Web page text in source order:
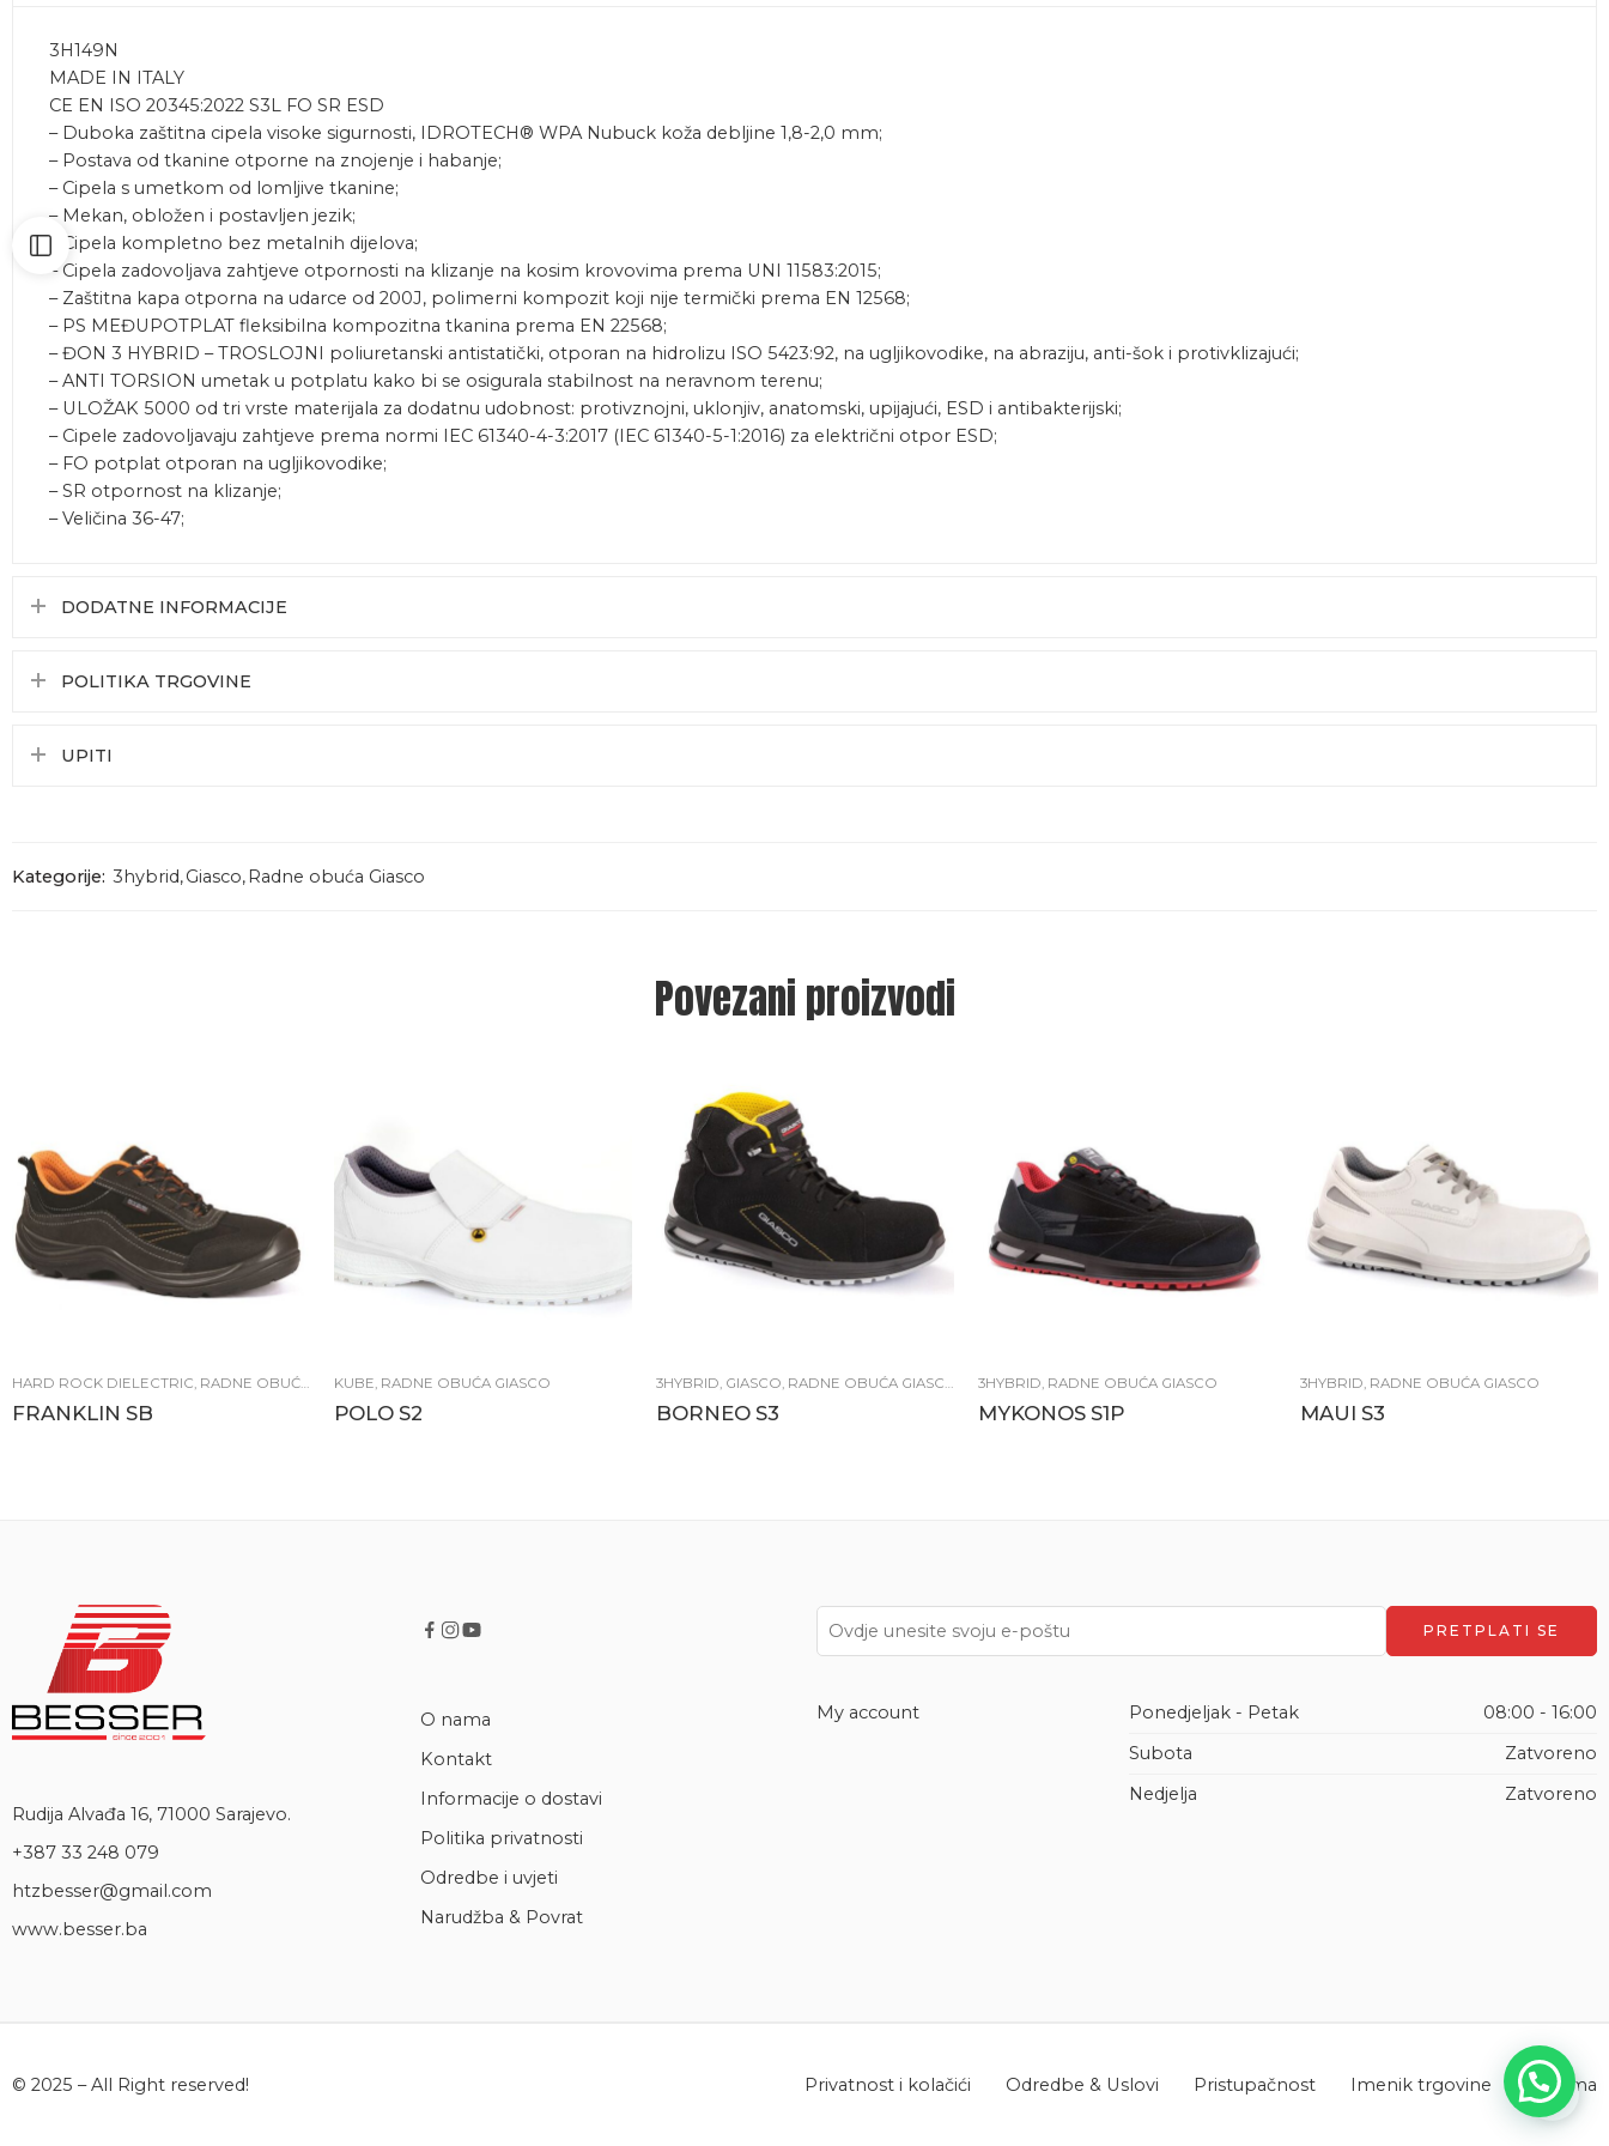
3H149N
MADE IN ITALY
CE EN ISO 20345:2022 S3L FO SR ESD
– Duboka zaštitna cipela visoke sigurnosti, IDROTECH® WPA Nubuck koža debljine 1,8-2,0 mm;
– Postava od tkanine otporne na znojenje i habanje;
– Cipela s umetkom od lomljive tkanine;
– Mekan, obložen i postavljen jezik;
– Cipela kompletno bez metalnih dijelova;
– Cipela zadovoljava zahtjeve otpornosti na klizanje na kosim krovovima prema UNI 11583:2015;
– Zaštitna kapa otporna na udarce od 200J, polimerni kompozit koji nije termički prema EN 12568;
– PS MEĐUPOTPLAT fleksibilna kompozitna tkanina prema EN 22568;
– ĐON 3 HYBRID – TROSLOJNI poliuretanski antistatički, otporan na hidrolizu ISO 5423:92, na ugljikovodike, na abraziju, anti-šok i protivklizajući;
– ANTI TORSION umetak u potplatu kako bi se osigurala stabilnost na neravnom terenu;
– ULOŽAK 5000 od tri vrste materijala za dodatnu udobnost: protivznojni, uklonjiv, anatomski, upijajući, ESD i antibakterijski;
– Cipele zadovoljavaju zahtjeve prema normi IEC 61340-4-3:2017 (IEC 61340-5-1:2016) za električni otpor ESD;
– FO potplat otporan na ugljikovodike;
– SR otpornost na klizanje;
– Veličina 36-47;
DODATNE INFORMACIJE
POLITIKA TRGOVINE
UPITI
Kategorije: 3hybrid,Giasco, Radne obuća Giasco
Povezani proizvodi
HARD ROCK DIELECTRIC, RADNE OBUĆA GIASCO
FRANKLIN SB
KUBE, RADNE OBUĆA GIASCO
POLO S2
3HYBRID, GIASCO, RADNE OBUĆA GIASCO
BORNEO S3
3HYBRID, RADNE OBUĆA GIASCO
MYKONOS S1P
3HYBRID, RADNE OBUĆA GIASCO
MAUI S3
Rudija Alvađa 16, 71000 Sarajevo.
+387 33 248 079
htzbesser@gmail.com
www.besser.ba
O nama
Kontakt
Informacije o dostavi
Politika privatnosti
Odredbe i uvjeti
Narudžba & Povrat
My account Ponedjeljak - Petak
08:00 - 16:00
Subota
Zatvoreno
Nedjelja
Zatvoreno
© 2025 – All Right reserved! Privatnost i kolačići Odredbe & Uslovi Pristupačnost Imenik trgovine O nama